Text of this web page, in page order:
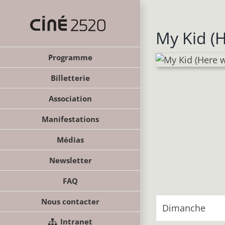
contenu
Programme
Billetterie
Association
Manifestations
Médias
Newsletter
FAQ
Nous contacter
Intranet
My Kid
Dimanche